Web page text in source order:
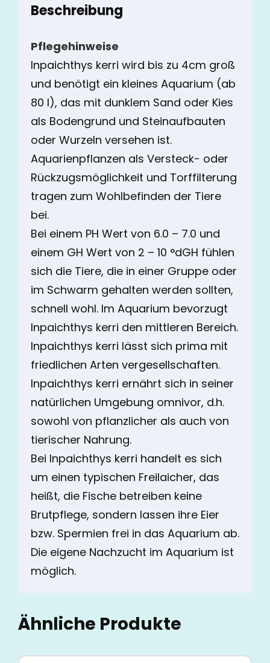
Beschreibung
Pflegehinweise
Inpaichthys kerri wird bis zu 4cm groß
und benötigt ein kleines Aquarium (ab
80 l), das mit dunklem Sand oder Kies
als Bodengrund und Steinaufbauten
oder Wurzeln versehen ist.
Aquarienpflanzen als Versteck- oder
Rückzugsmöglichkeit und Torffilterung
tragen zum Wohlbefinden der Tiere
bei.
Bei einem PH Wert von 6.0 – 7.0 und
einem GH Wert von 2 – 10 °dGH fühlen
sich die Tiere, die in einer Gruppe oder
im Schwarm gehalten werden sollten,
schnell wohl. Im Aquarium bevorzugt
Inpaichthys kerri den mittleren Bereich.
Inpaichthys kerri lässt sich prima mit
friedlichen Arten vergesellschaften.
Inpaichthys kerri ernährt sich in seiner
natürlichen Umgebung omnivor, d.h.
sowohl von pflanzlicher als auch von
tierischer Nahrung.
Bei Inpaichthys kerri handelt es sich
um einen typischen Freilaicher, das
heißt, die Fische betreiben keine
Brutpflege, sondern lassen ihre Eier
bzw. Spermien frei in das Aquarium ab.
Die eigene Nachzucht im Aquarium ist
möglich.
Ähnliche Produkte